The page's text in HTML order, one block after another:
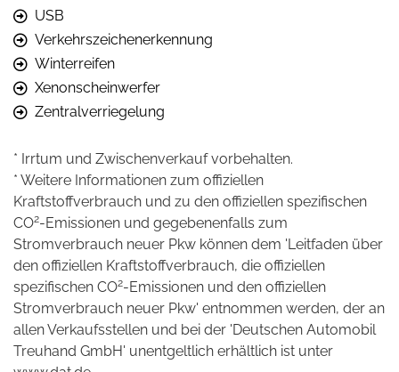
USB
Verkehrszeichenerkennung
Winterreifen
Xenonscheinwerfer
Zentralverriegelung
* Irrtum und Zwischenverkauf vorbehalten.
* Weitere Informationen zum offiziellen
Kraftstoffverbrauch und zu den offiziellen spezifischen
CO2-Emissionen und gegebenenfalls zum
Stromverbrauch neuer Pkw können dem 'Leitfaden über
den offiziellen Kraftstoffverbrauch, die offiziellen
spezifischen CO2-Emissionen und den offiziellen
Stromverbrauch neuer Pkw' entnommen werden, der an
allen Verkaufsstellen und bei der 'Deutschen Automobil
Treuhand GmbH' unentgeltlich erhältlich ist unter